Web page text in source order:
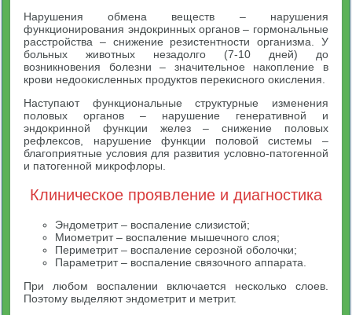
Нарушения обмена веществ – нарушения
функционирования эндокринных органов – гормональные
расстройства – снижение резистентности организма. У
больных животных незадолго (7-10 дней) до
возникновения болезни – значительное накопление в
крови недоокисленных продуктов перекисного окисления.
Наступают функциональные структурные изменения
половых органов – нарушение генеративной и
эндокринной функции желез – снижение половых
рефлексов, нарушение функции половой системы –
благоприятные условия для развития условно-патогенной
и патогенной микрофлоры.
Клиническое проявление и диагностика
Эндометрит – воспаление слизистой;
Миометрит – воспаление мышечного слоя;
Периметрит – воспаление серозной оболочки;
Параметрит – воспаление связочного аппарата.
При любом воспалении включается несколько слоев.
Поэтому выделяют эндометрит и метрит.